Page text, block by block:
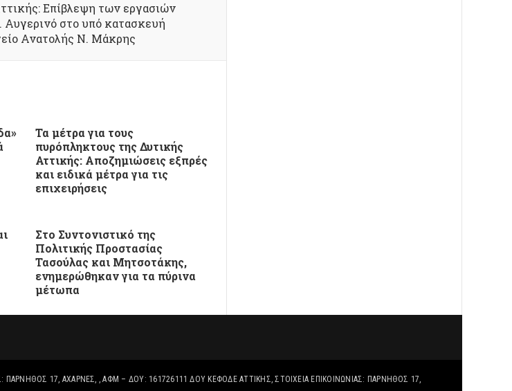
Επίβλεψη των εργασιών
Αυγερινό στο υπό κατασκευή
Ανατολής Ν. Μάκρης
Τα μέτρα για τους
πυρόπληκτους της Δυτικής
Αττικής: Αποζημιώσεις εξπρές
και ειδικά μέτρα για τις
επιχειρήσεις
Στο Συντονιστικό της
Πολιτικής Προστασίας
Τασούλας και Μητσοτάκης,
ενημερώθηκαν για τα πύρινα
μέτωπα
17, ΑΧΑΡΝΕΣ, , ΑΦΜ – ΔΟΥ: 161726111 ΔΟΥ ΚΕΦΟΔΕ ΑΤΤΙΚΗΣ, ΣΤΟΙΧΕΊΑ ΕΠΙΚΟΙΝΩΝΊΑΣ: ΠΑΡΝΗΘΟΣ 17,